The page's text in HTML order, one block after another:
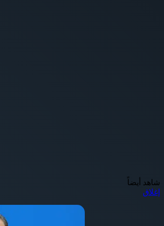
شاهد أيضاً
إغلاق